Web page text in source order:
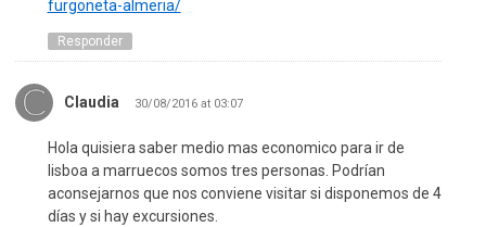
furgoneta-almeria/
Responder
Claudia 30/08/2016 at 03:07
Hola quisiera saber medio mas economico para ir de
lisboa a marruecos somos tres personas. Podrían
aconsejarnos que nos conviene visitar si disponemos de 4
días y si hay excursiones.